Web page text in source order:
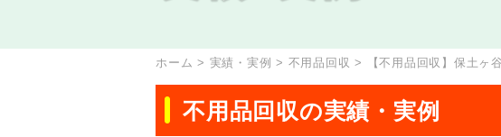
ホーム > 実績・実例 > 不用品回収 > 【不用品回収】保土ヶ
不用品回収の実績・実例